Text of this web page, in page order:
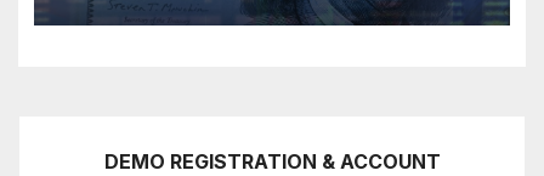
DEMO REGISTRATION & ACCOUNT